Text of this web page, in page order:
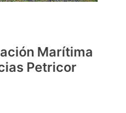
Marítima
Petricor